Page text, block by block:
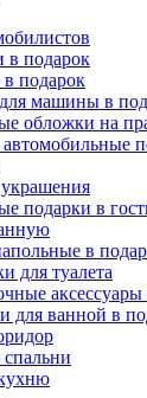
в подарок
подарок
машины в
обложки на
подарки в
в
для туалета
для ванной в